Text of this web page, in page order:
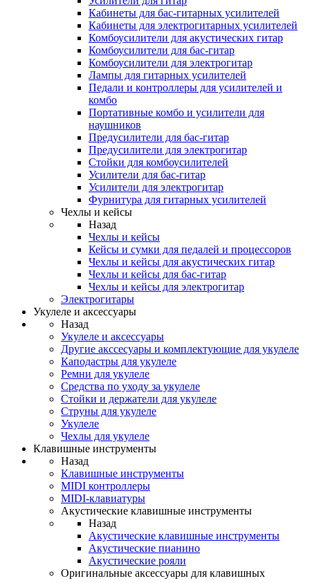
Кабинеты для бас-гитарных усилителей
Кабинеты для электрогитарных усилителей
Комбоусилители для акустических гитар
Комбоусилители для бас-гитар
Комбоусилители для электрогитар
Лампы для гитарных усилителей
Педали и контроллеры для усилителей и
комбо
Портативные комбо и усилители для
наушников
Предусилители для бас-гитар
Предусилители для электрогитар
Стойки для комбоусилителей
Усилители для бас-гитар
Усилители для электрогитар
Фурнитура для гитарных усилителей
Чехлы и кейсы
Назад
Чехлы и кейсы
Кейсы и сумки для педалей и процессоров
Чехлы и кейсы для акустических гитар
Чехлы и кейсы для бас-гитар
Чехлы и кейсы для электрогитар
Электрогитары
Укулеле и аксессуары
Назад
Укулеле и аксессуары
Другие акссесуары и комплектующие для укулеле
Каподастры для укулеле
Ремни для укулеле
Средства по уходу за укулеле
Стойки и держатели для укулеле
Струны для укулеле
Укулеле
Чехлы для укулеле
Клавишные инструменты
Назад
Клавишные инструменты
MIDI контроллеры
MIDI-клавиатуры
Акустические клавишные инструменты
Назад
Акустические клавишные инструменты
Акустические пианино
Акустические рояли
Оригинальные аксессуары для клавишных